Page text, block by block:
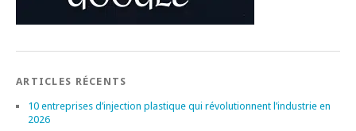
ARTICLES RÉCENTS
10 entreprises d’injection plastique qui révolutionnent l’industrie en
2026